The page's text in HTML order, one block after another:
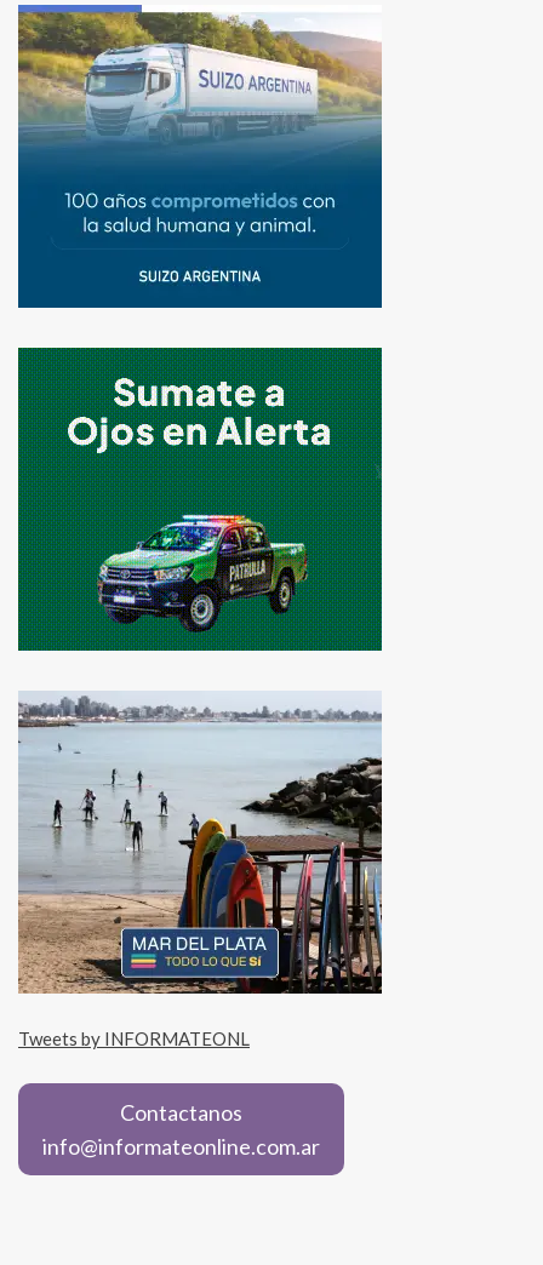
Tweets by INFORMATEONL
Contactanos
info@informateonline.com.ar